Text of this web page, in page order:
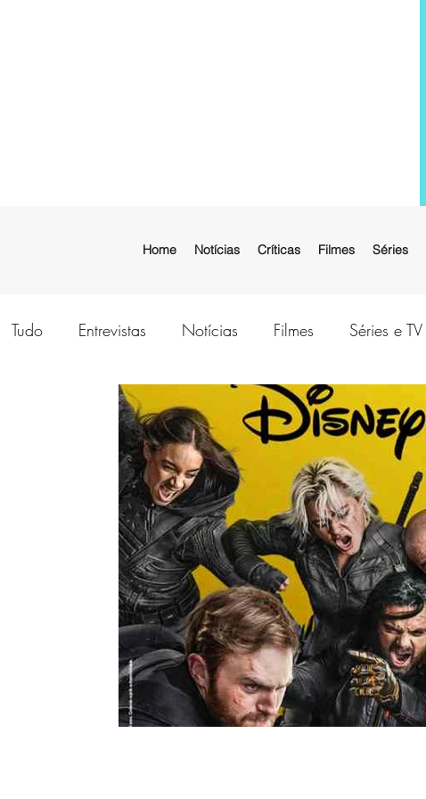
Home Notícias Críticas Filmes Séries
Tudo Entrevistas Notícias Filmes Séries e TV
Moda e Vestuário